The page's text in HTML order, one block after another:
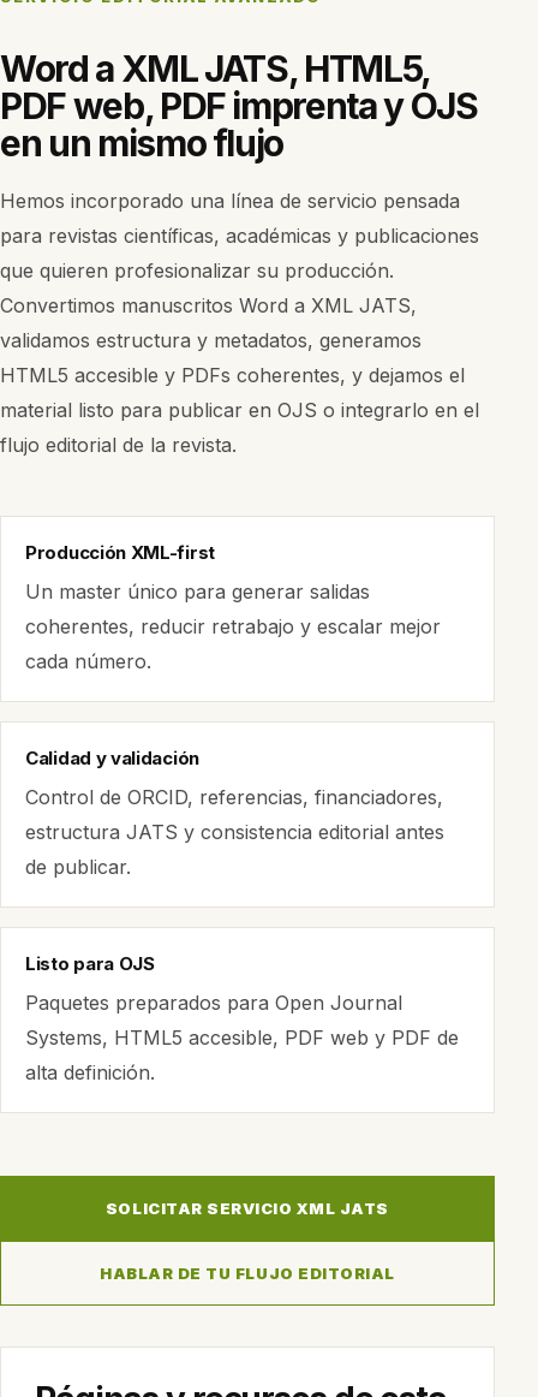
Word a XML JATS, HTML5,
PDF web, PDF imprenta y OJS
en un mismo flujo
Hemos incorporado una línea de servicio pensada
para revistas científicas, académicas y publicaciones
que quieren profesionalizar su producción.
Convertimos manuscritos Word a XML JATS,
validamos estructura y metadatos, generamos
HTML5 accesible y PDFs coherentes, y dejamos el
material listo para publicar en OJS o integrarlo en el
flujo editorial de la revista.
Producción XML-first
Un master único para generar salidas
coherentes, reducir retrabajo y escalar mejor
cada número.
Calidad y validación
Control de ORCID, referencias, financiadores,
estructura JATS y consistencia editorial antes
de publicar.
Listo para OJS
Paquetes preparados para Open Journal
Systems, HTML5 accesible, PDF web y PDF de
alta definición.
SOLICITAR SERVICIO XML JATS
HABLAR DE TU FLUJO EDITORIAL